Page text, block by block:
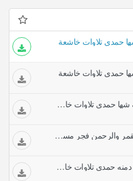
حمدي تلاوات خاشعة
حمدي تلاوات خاشعة
اخر القصص والانسان والحاقة شها حمدي تلاوات خاشعة
ابتهال ثم اذان جميل ثم اخر القمر والرحمن فجر مسجد مولانا الامام الحسين حمدي تلاوات خاشعة
اخر الاسراء والمطفيين محله دمنه حمدي تلاوات خاشعة